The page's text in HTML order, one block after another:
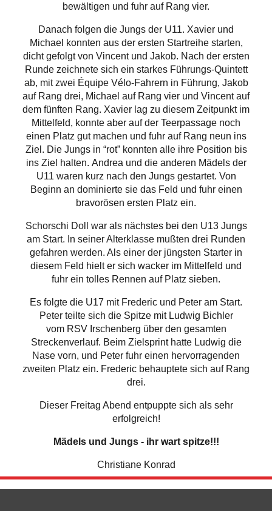
bewältigen und fuhr auf Rang vier.
Danach folgen die Jungs der U11. Xavier und
Michael konnten aus der ersten Startreihe starten,
dicht gefolgt von Vincent und Jakob. Nach der ersten
Runde zeichnete sich ein starkes Führungs-Quintett
ab, mit zwei Équipe Vélo-Fahrern in Führung, Jakob
auf Rang drei, Michael auf Rang vier und Vincent auf
dem fünften Rang. Xavier lag zu diesem Zeitpunkt im
Mittelfeld, konnte aber auf der Teerpassage noch
einen Platz gut machen und fuhr auf Rang neun ins
Ziel. Die Jungs in “rot” konnten alle ihre Position bis
ins Ziel halten. Andrea und die anderen Mädels der
U11 waren kurz nach den Jungs gestartet. Von
Beginn an dominierte sie das Feld und fuhr einen
bravorösen ersten Platz ein.
Schorschi Doll war als nächstes bei den U13 Jungs
am Start. In seiner Alterklasse mußten drei Runden
gefahren werden. Als einer der jüngsten Starter in
diesem Feld hielt er sich wacker im Mittelfeld und
fuhr ein tolles Rennen auf Platz sieben.
Es folgte die U17 mit Frederic und Peter am Start.
Peter teilte sich die Spitze mit Ludwig Bichler
vom RSV Irschenberg über den gesamten
Streckenverlauf. Beim Zielsprint hatte Ludwig die
Nase vorn, und Peter fuhr einen hervorragenden
zweiten Platz ein. Frederic behauptete sich auf Rang
drei.
Dieser Freitag Abend entpuppte sich als sehr
erfolgreich!
Mädels und Jungs - ihr wart spitze!!!
Christiane Konrad